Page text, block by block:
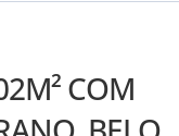
COM